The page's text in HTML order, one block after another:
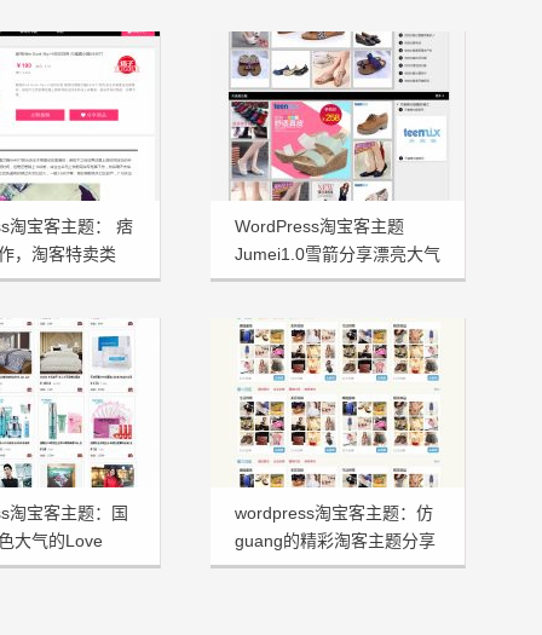
淘宝客主题： 痞
，淘客特卖类
WordPress淘宝客主题
Jumei1.0雪箭分享漂亮大气
淘宝客主题：国
大气的Love
享
wordpress淘宝客主题：仿
guang的精彩淘客主题分享